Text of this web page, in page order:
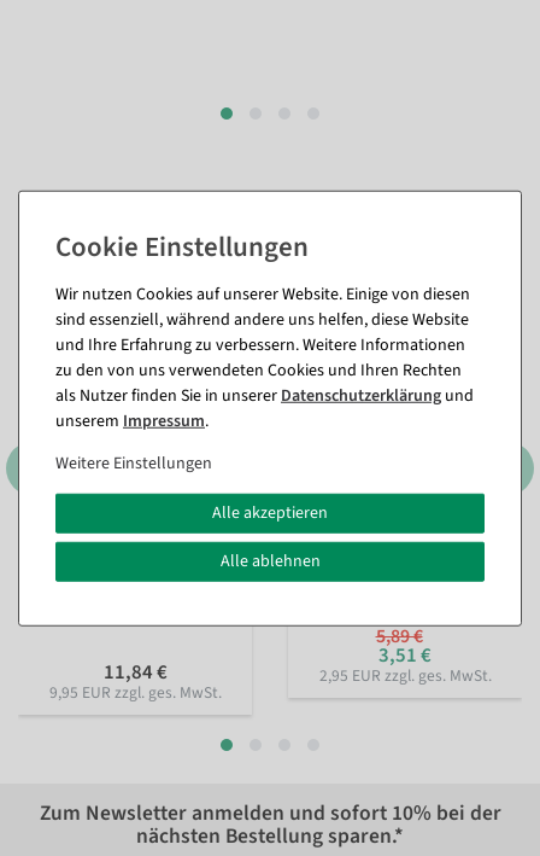
(8)
Nachhaltiges Geschenkband
Lieblingsmensch 15mm, 18
11,84 €
9,95 EUR zzgl. ges. MwSt.
Perlenkette rot 1000 cm
Sofort versandfähig.
5,89 €
3,51 €
2,95 EUR zzgl. ges. MwSt.
Zum Newsletter anmelden und sofort 10% bei der
nächsten Bestellung sparen.*
Wir nutzen Cookies auf unserer Website. Einige von diesen
sind essenziell, während andere uns helfen, diese Website
und Ihre Erfahrung zu verbessern. Weitere Informationen
zu den von uns verwendeten Cookies und Ihren Rechten
als Nutzer finden Sie in unsererDaten­schutz­erklärung und
unserem Impressum.
Weitere Einstellungen
Alle akzeptieren
Alle ablehnen